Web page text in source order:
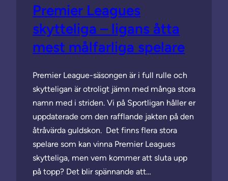
Premier Leagues
skytteliga – ligans åtta
mest målfarliga spelare
Premier League-säsongen är i full rulle och
skytteligan är otroligt jämn med många stora
namn med i striden. Vi på Sportligan håller er
uppdaterade om den rafflande jakten på den
åtråvärda guldskon. Det finns flera stora
spelare som kan vinna Premier Leagues
skytteliga, men vem kommer att sluta upp
på topp? Det blir spännande att…